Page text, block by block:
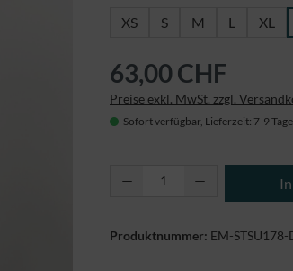
XS
S M L XL
63,00 CHF
Preise exkl. MwSt. zzgl.
Sofort verfügbar, Lieferzeit: 7-9 Tage
Produkt Anzahl:
Produktnummer: EM-